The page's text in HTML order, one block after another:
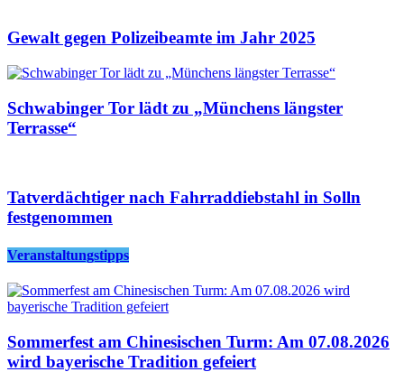
Gewalt gegen Polizeibeamte im Jahr 2025
Schwabinger Tor lädt zu „Münchens längster
Terrasse“
Tatverdächtiger nach Fahrraddiebstahl in Solln
festgenommen
Veranstaltungstipps
Sommerfest am Chinesischen Turm: Am 07.08.2026
wird bayerische Tradition gefeiert